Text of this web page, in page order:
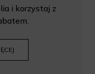
i korzystaj z